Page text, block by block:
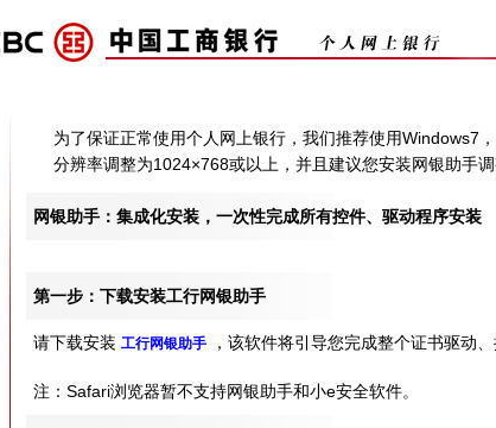
为了保证正常使用个人网上银行，我们推荐使用Windows7
分辨率调整为1024×768或以上，并且建议您安装网银助手调
网银助手：集成化安装，一次性完成所有控件、驱动程序安装
第一步：下载安装工行网银助手
请下载安装 工行网银助手 ，该软件将引导您完成整个证书驱动
注：Safari浏览器暂不支持网银助手和小e安全软件。